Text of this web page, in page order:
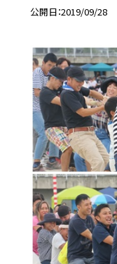
公開日 2019/09/28